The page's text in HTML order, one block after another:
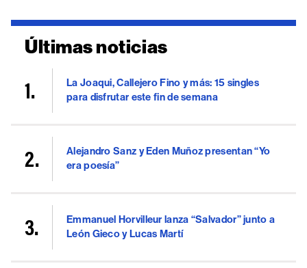
Últimas noticias
La Joaqui, Callejero Fino y más: 15 singles
para disfrutar este fin de semana
Alejandro Sanz y Eden Muñoz presentan “Yo
era poesía”
Emmanuel Horvilleur lanza “Salvador” junto a
León Gieco y Lucas Martí